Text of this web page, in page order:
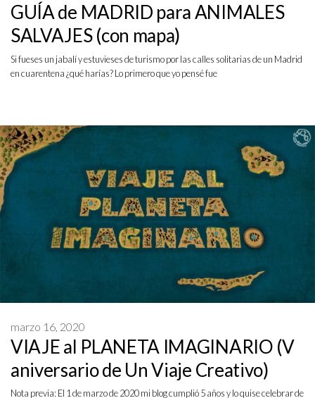
GUÍA de MADRID para ANIMALES
SALVAJES (con mapa)
Si fueses un jabalí y estuvieses de turismo por las calles solitarias de un Madrid
en cuarentena ¿qué harías? Lo primero que yo pensé fue
VIAJE al PLANETA IMAGINARIO (V
aniversario de Un Viaje Creativo)
marzo 16, 2020
Nota previa: El 1 de marzo de 2020 mi blog cumplió 5 años y lo quise celebrar de